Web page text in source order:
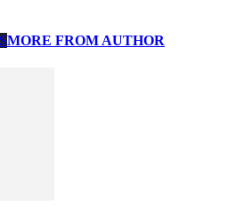
MORE FROM AUTHOR